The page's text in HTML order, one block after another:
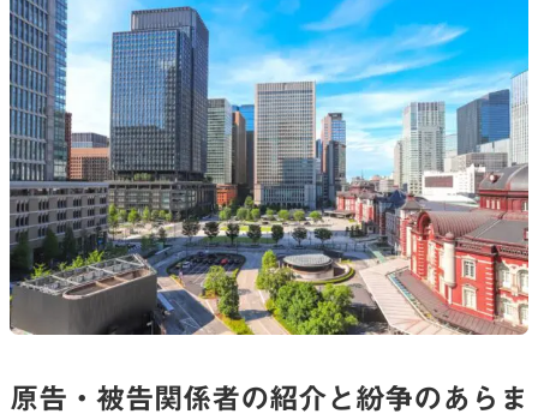
原告・被告関係者の紹介と紛争のあらま